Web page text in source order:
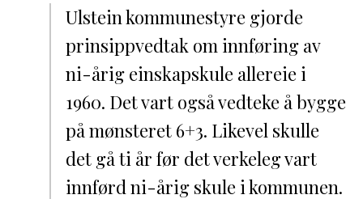
Ulstein kommunestyre gjorde
prinsippvedtak om innføring av
ni-årig einskapskule allereie i
1960. Det vart også vedteke å bygge
på mønsteret 6+3. Likevel skulle
det gå ti år før det verkeleg vart
innførd ni-årig skule i kommunen.